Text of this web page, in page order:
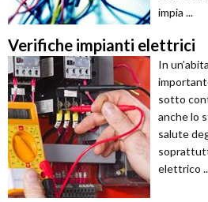
impia ...
Verifiche impianti elettrici
In
sotto
anche lo
salute
elettrico